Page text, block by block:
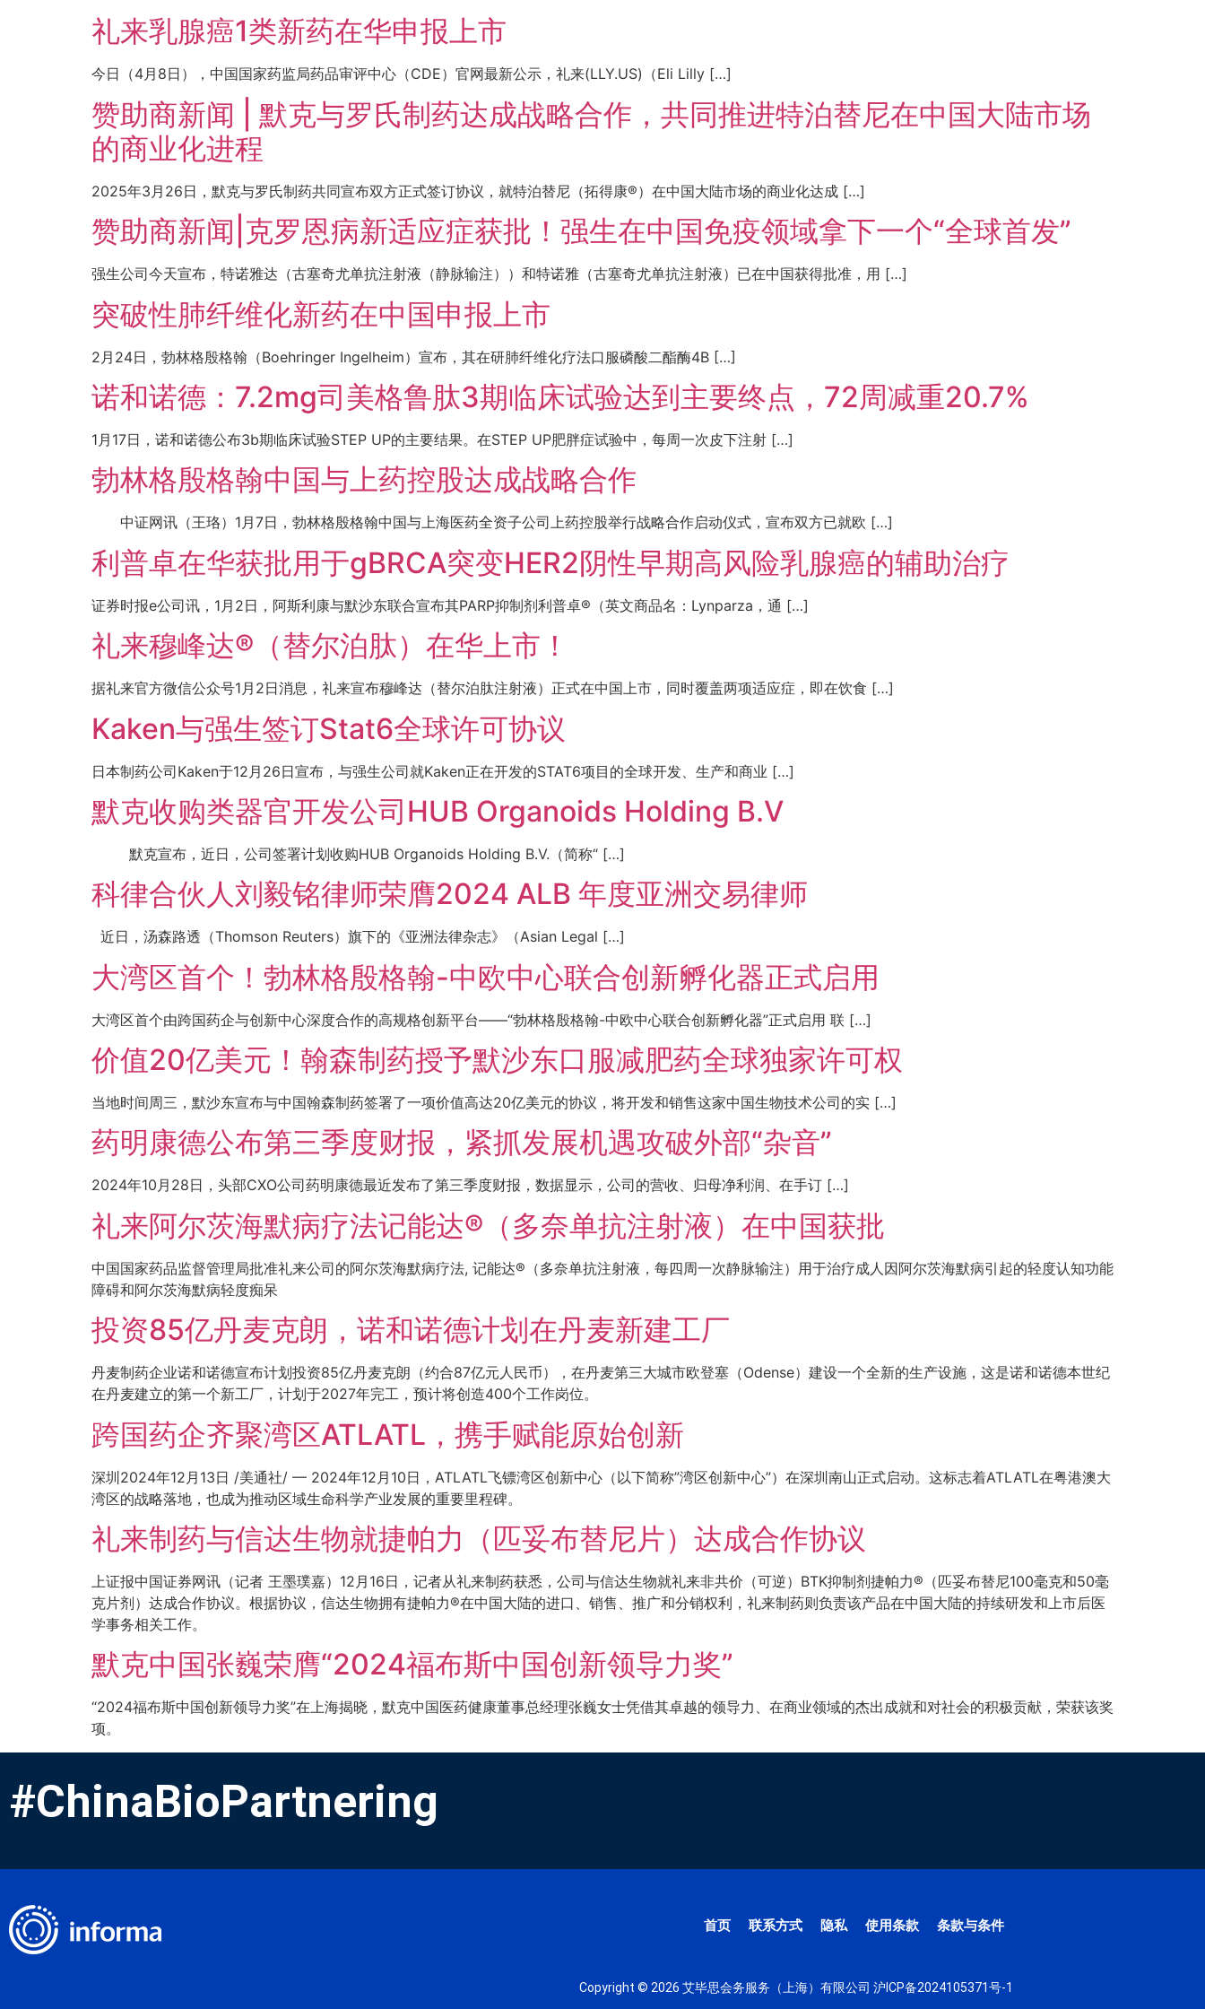
礼来乳腺癌1类新药在华申报上市
今日（4月8日），中国国家药监局药品审评中心（CDE）官网最新公示，礼来(LLY.US)（Eli Lilly […]
赞助商新闻 | 默克与罗氏制药达成战略合作，共同推进特泊替尼在中国大陆市场
的商业化进程
2025年3月26日，默克与罗氏制药共同宣布双方正式签订协议，就特泊替尼（拓得康®）在中国大陆市场的商业化达成 […]
赞助商新闻|克罗恩病新适应症获批！强生在中国免疫领域拿下一个“全球首发”
强生公司今天宣布，特诺雅达（古塞奇尤单抗注射液（静脉输注））和特诺雅（古塞奇尤单抗注射液）已在中国获得批准，用 […]
突破性肺纤维化新药在中国申报上市
2月24日，勃林格殷格翰（Boehringer Ingelheim）宣布，其在研肺纤维化疗法口服磷酸二酯酶4B […]
诺和诺德：7.2mg司美格鲁肽3期临床试验达到主要终点，72周减重20.7%
1月17日，诺和诺德公布3b期临床试验STEP UP的主要结果。在STEP UP肥胖症试验中，每周一次皮下注射 […]
勃林格殷格翰中国与上药控股达成战略合作
中证网讯（王珞）1月7日，勃林格殷格翰中国与上海医药全资子公司上药控股举行战略合作启动仪式，宣布双方已就欧 […]
利普卓在华获批用于gBRCA突变HER2阴性早期高风险乳腺癌的辅助治疗
证券时报e公司讯，1月2日，阿斯利康与默沙东联合宣布其PARP抑制剂利普卓®（英文商品名：Lynparza，通 […]
礼来穆峰达®（替尔泊肽）在华上市！
据礼来官方微信公众号1月2日消息，礼来宣布穆峰达（替尔泊肽注射液）正式在中国上市，同时覆盖两项适应症，即在饮食 […]
Kaken与强生签订Stat6全球许可协议
日本制药公司Kaken于12月26日宣布，与强生公司就Kaken正在开发的STAT6项目的全球开发、生产和商业 […]
默克收购类器官开发公司HUB Organoids Holding B.V
默克宣布，近日，公司签署计划收购HUB Organoids Holding B.V.（简称“ […]
科律合伙人刘毅铭律师荣膺2024 ALB 年度亚洲交易律师
近日，汤森路透（Thomson Reuters）旗下的《亚洲法律杂志》（Asian Legal […]
大湾区首个！勃林格殷格翰-中欧中心联合创新孵化器正式启用
大湾区首个由跨国药企与创新中心深度合作的高规格创新平台——“勃林格殷格翰-中欧中心联合创新孵化器”正式启用 联 […]
价值20亿美元！翰森制药授予默沙东口服减肥药全球独家许可权
当地时间周三，默沙东宣布与中国翰森制药签署了一项价值高达20亿美元的协议，将开发和销售这家中国生物技术公司的实 […]
药明康德公布第三季度财报，紧抓发展机遇攻破外部“杂音”
2024年10月28日，头部CXO公司药明康德最近发布了第三季度财报，数据显示，公司的营收、归母净利润、在手订 […]
礼来阿尔茨海默病疗法记能达®（多奈单抗注射液）在中国获批
中国国家药品监督管理局批准礼来公司的阿尔茨海默病疗法, 记能达®（多奈单抗注射液，每四周一次静脉输注）用于治疗成人因阿尔茨海默病引起的轻度认知功能
障碍和阿尔茨海默病轻度痴呆
投资85亿丹麦克朗，诺和诺德计划在丹麦新建工厂
丹麦制药企业诺和诺德宣布计划投资85亿丹麦克朗（约合87亿元人民币），在丹麦第三大城市欧登塞（Odense）建设一个全新的生产设施，这是诺和诺德本世纪
在丹麦建立的第一个新工厂，计划于2027年完工，预计将创造400个工作岗位。
跨国药企齐聚湾区ATLATL，携手赋能原始创新
深圳2024年12月13日 /美通社/ — 2024年12月10日，ATLATL飞镖湾区创新中心（以下简称”湾区创新中心”）在深圳南山正式启动。这标志着ATLATL在粤港澳大
湾区的战略落地，也成为推动区域生命科学产业发展的重要里程碑。
礼来制药与信达生物就捷帕力（匹妥布替尼片）达成合作协议
上证报中国证券网讯（记者 王墨璞嘉）12月16日，记者从礼来制药获悉，公司与信达生物就礼来非共价（可逆）BTK抑制剂捷帕力®（匹妥布替尼100毫克和50毫
克片剂）达成合作协议。根据协议，信达生物拥有捷帕力®在中国大陆的进口、销售、推广和分销权利，礼来制药则负责该产品在中国大陆的持续研发和上市后医
学事务相关工作。
默克中国张巍荣膺“2024福布斯中国创新领导力奖”
“2024福布斯中国创新领导力奖”在上海揭晓，默克中国医药健康董事总经理张巍女士凭借其卓越的领导力、在商业领域的杰出成就和对社会的积极贡献，荣获该奖
项。
#ChinaBioPartnering
首页 联系方式 隐私 使用条款 条款与条件
Copyright © 2026 艾毕思会务服务（上海）有限公司 沪ICP备2024105371号-1